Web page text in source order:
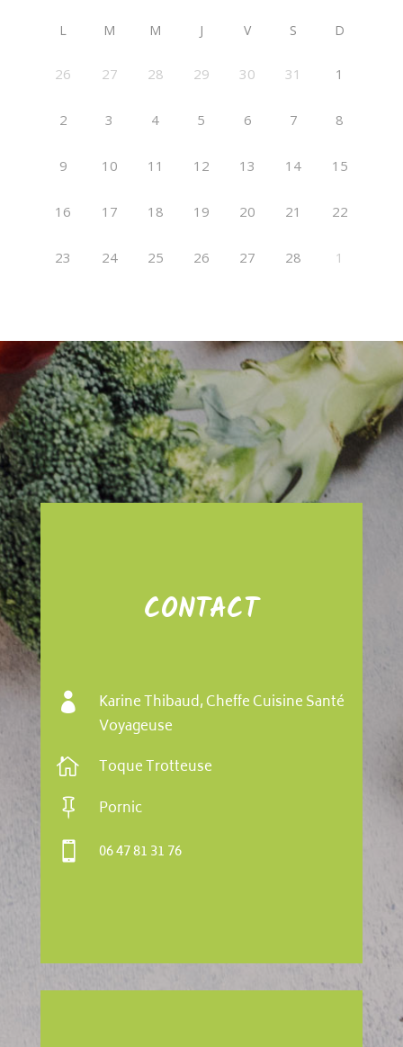
L M M J V S D
26 27 28 29 30 31 1
2 3 4 5 6 7 8
9 10 11 12 13 14 15
16 17 18 19 20 21 22
23 24 25 26 27 28 1
CONTACT

Karine Thibaud, Cheffe Cuisine Santé
Voyageuse
 Toque Trotteuse
 Pornic
 06 47 81 31 76